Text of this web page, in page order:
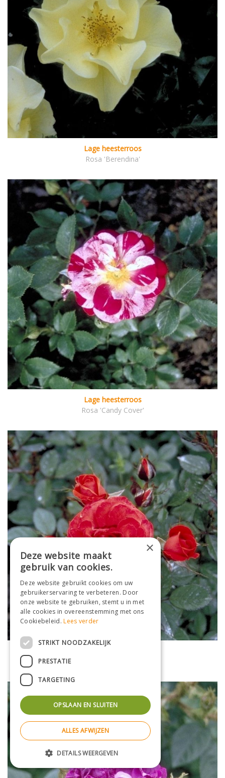
Lage heesterroos
Rosa 'Berendina'
Lage heesterroos
Rosa 'Candy Cover'
×
Deze website maakt
gebruik van cookies.
Deze website gebruikt cookies om uw
gebruikerservaring te verbeteren. Door
onze website te gebruiken, stemt u in met
alle cookies in overeenstemming met ons
Cookiebeleid.Lees verder
STRIKT NOODZAKELIJK
PRESTATIE
TARGETING
OPSLAAN EN SLUITEN
ALLES AFWIJZEN
DETAILS WEERGEVEN